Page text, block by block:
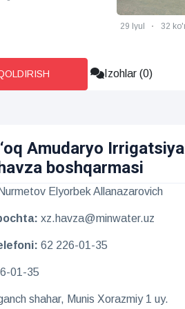
32 ko'rilgan
Izohlar (0)
Amudaryo Irrigatsiya
boshqarmasi
Nurmetov Elyorbek Allanazarovich
xz.havza@minwater.uz
62 226-01-35
01-35
shahar, Munis Xorazmiy 1 uy.